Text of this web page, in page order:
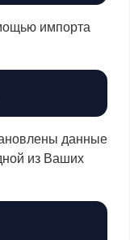
импорта
данные
из Ваших